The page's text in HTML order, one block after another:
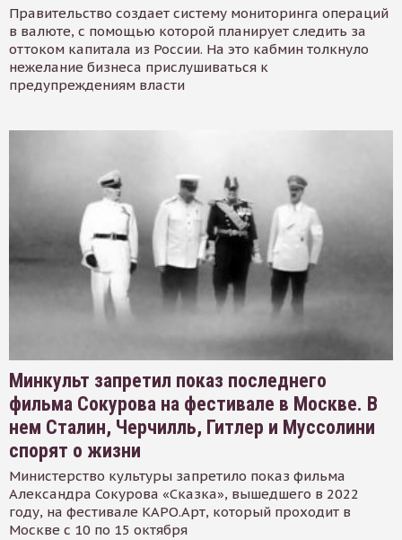
Правительство создает систему мониторинга операций
в валюте, с помощью которой планирует следить за
оттоком капитала из России. На это кабмин толкнуло
нежелание бизнеса прислушиваться к
предупреждениям власти
Минкульт запретил показ последнего
фильма Сокурова на фестивале в Москве. В
нем Сталин, Черчилль, Гитлер и Муссолини
спорят о жизни
Министерство культуры запретило показ фильма
Александра Сокурова «Сказка», вышедшего в 2022
году, на фестивале КАРО.Арт, который проходит в
Москве с 10 по 15 октября